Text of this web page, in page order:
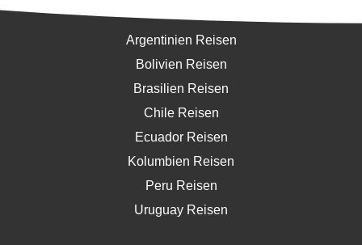
Argentinien Reisen
Bolivien Reisen
Brasilien Reisen
Chile Reisen
Ecuador Reisen
Kolumbien Reisen
Peru Reisen
Uruguay Reisen